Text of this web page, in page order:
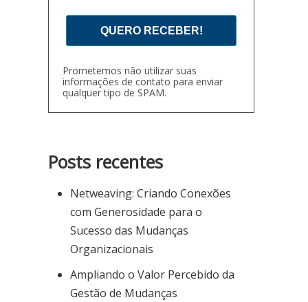
QUERO RECEBER!
Prometemos não utilizar suas
informações de contato para enviar
qualquer tipo de SPAM.
Posts recentes
Netweaving: Criando Conexões
com Generosidade para o
Sucesso das Mudanças
Organizacionais
Ampliando o Valor Percebido da
Gestão de Mudanças